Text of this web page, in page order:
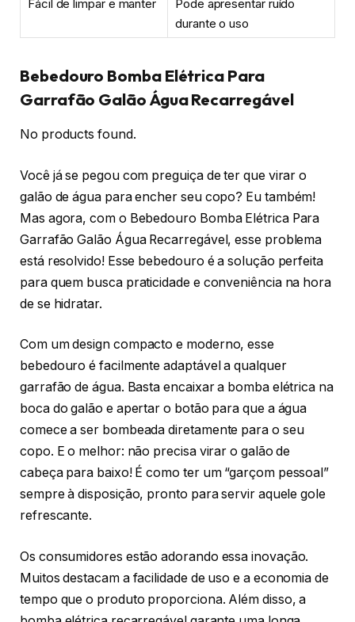
Fácil de limpar e manter
Pode apresentar ruído
durante o uso
Bebedouro Bomba Elétrica Para
Garrafão Galão Água Recarregável
No products found.
Você já se pegou com preguiça de ter que virar o
galão de água para encher seu copo? Eu também!
Mas agora, com o Bebedouro Bomba Elétrica Para
Garrafão Galão Água Recarregável, esse problema
está resolvido! Esse bebedouro é a solução perfeita
para quem busca praticidade e conveniência na hora
de se hidratar.
Com um design compacto e moderno, esse
bebedouro é facilmente adaptável a qualquer
garrafão de água. Basta encaixar a bomba elétrica na
boca do galão e apertar o botão para que a água
comece a ser bombeada diretamente para o seu
copo. E o melhor: não precisa virar o galão de
cabeça para baixo! É como ter um “garçom pessoal”
sempre à disposição, pronto para servir aquele gole
refrescante.
Os consumidores estão adorando essa inovação.
Muitos destacam a facilidade de uso e a economia de
tempo que o produto proporciona. Além disso, a